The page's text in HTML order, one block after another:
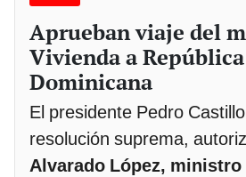
Aprueban viaje del
Vivienda a República
Dominicana
El presidente Pedro
resolución suprema,
Alvarado López, ministro